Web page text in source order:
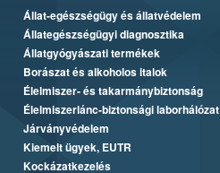
Állat-egészségügy és állatvédelem
Állategészségügyi diagnosztika
Állatgyógyászati termékek
Borászat és alkoholos italok
Élelmiszer- és takarmánybiztonság
Élelmiszerlánc-biztonsági laborhálózat
Járványvédelem
Kiemelt ügyek, EUTR
Kockázatkezelés